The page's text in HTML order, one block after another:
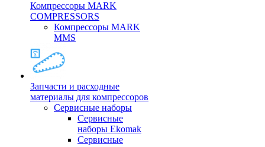
Компрессоры MARK
COMPRESSORS
Компрессоры MARK
MMS
Запчасти и расходные
материалы для компрессоров
Cервисные наборы
Сервисные
наборы Ekomak
Cервисные